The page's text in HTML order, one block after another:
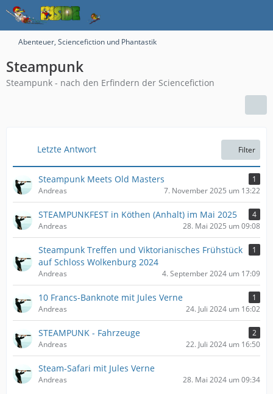
Abenteuer, Sciencefiction und Phantastik
Steampunk
Steampunk - nach den Erfindern der Sciencefiction
Letzte Antwort Filter
Steampunk Meets Old Masters
1
Andreas
7. November 2025 um 13:22
STEAMPUNKFEST in Köthen (Anhalt) im Mai 2025
4
Andreas
28. Mai 2025 um 09:08
Steampunk Treffen und Viktorianisches Frühstück
auf Schloss Wolkenburg 2024
1
Andreas 4. September 2024 um 17:09
10 Francs-Banknote mit Jules Verne
1
Andreas
24. Juli 2024 um 16:02
STEAMPUNK - Fahrzeuge
2
Andreas
22. Juli 2024 um 16:50
Steam-Safari mit Jules Verne
Andreas 28. Mai 2024 um 09:34